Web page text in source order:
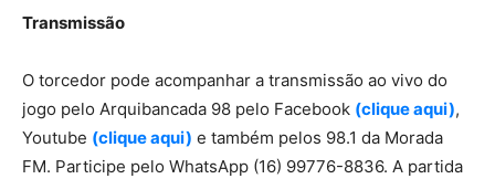
Transmissão
O torcedor pode acompanhar a transmissão ao vivo do
jogo pelo Arquibancada 98 pelo Facebook (clique aqui),
Youtube (clique aqui) e também pelos 98.1 da Morada
FM. Participe pelo WhatsApp (16) 99776-8836. A partida